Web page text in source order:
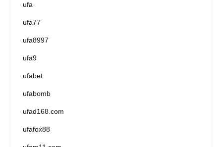
ufa
ufa77
ufa8997
ufa9
ufabet
ufabomb
ufad168.com
ufafox88